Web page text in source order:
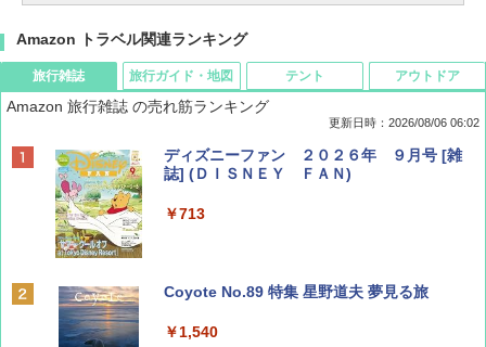
Amazon トラベル関連ランキング
旅行雑誌
Amazon 旅行雑誌 の売れ筋ランキング
更新日時：2026/08/06 06:02
ディズニーファン ２０２６年 ９月号 [雑
誌] (ＤＩＳＮＥＹ ＦＡＮ)
￥713
Coyote No.89 特集 星野道夫 夢見る旅
￥1,540
旅行ガイド・地図 テント アウトドア